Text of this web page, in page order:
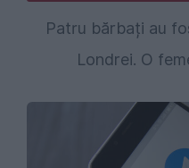
Patru bărbați au
Londrei. O